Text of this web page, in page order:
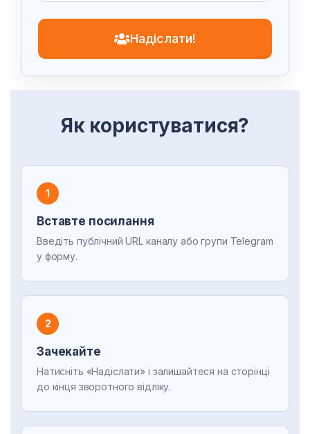
Надіслати!
Як користуватися?
1
Вставте посилання
Введіть публічний URL каналу або групи Telegram
у форму.
2
Зачекайте
Натисніть «Надіслати» і залишайтеся на сторінці
до кінця зворотного відліку.